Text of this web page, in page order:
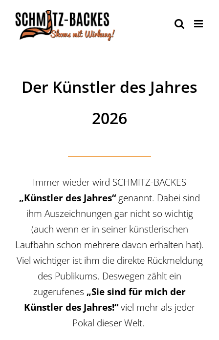
Inhalt
springen
Der Künstler des Jahres
2026
Immer wieder wird SCHMITZ-BACKES
„Künstler des Jahres“genannt. Dabei sind
ihm Auszeichnungen gar nicht so wichtig
(auch wenn er in seiner künstlerischen
Laufbahn schon mehrere davon erhalten hat).
Viel wichtiger ist ihm die direkte Rückmeldung
des Publikums. Deswegen zählt ein
zugerufenes „Sie sind für mich der
Künstler des Jahres!“viel mehr als jeder
Pokal dieser Welt.